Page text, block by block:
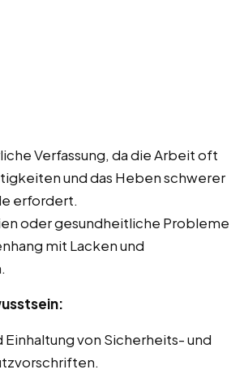
Verfassung, da die Arbeit oft
und das Heben schwerer
erfordert.
oder gesundheitliche Probleme
mit Lacken und
Einhaltung von Sicherheits- und